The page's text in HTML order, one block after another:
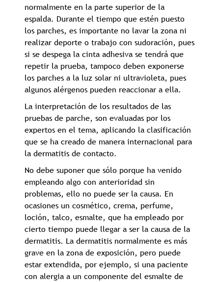
normalmente en la parte superior de la
espalda. Durante el tiempo que estén puesto
los parches, es importante no lavar la zona ni
realizar deporte o trabajo con sudoración, pues
si se despega la cinta adhesiva se tendrá que
repetir la prueba, tampoco deben exponerse
los parches a la luz solar ni ultravioleta, pues
algunos alérgenos pueden reaccionar a ella.
La interpretación de los resultados de las
pruebas de parche, son evaluadas por los
expertos en el tema, aplicando la clasificación
que se ha creado de manera internacional para
la dermatitis de contacto.
No debe suponer que sólo porque ha venido
empleando algo con anterioridad sin
problemas, ello no puede ser la causa. En
ocasiones un cosmético, crema, perfume,
loción, talco, esmalte, que ha empleado por
cierto tiempo puede llegar a ser la causa de la
dermatitis. La dermatitis normalmente es más
grave en la zona de exposición, pero puede
estar extendida, por ejemplo, si una paciente
con alergia a un componente del esmalte de